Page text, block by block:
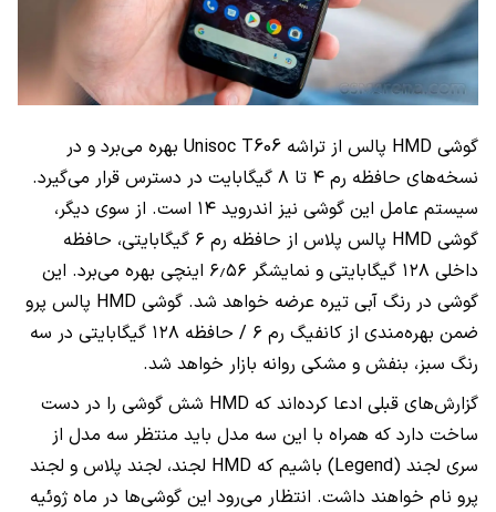
گوشی HMD پالس از تراشه Unisoc T606 بهره می‌برد و در
نسخه‌های حافظه رم ۴ تا ۸ گیگابایت در دسترس قرار می‌گیرد.
سیستم عامل این گوشی نیز اندروید ۱۴ است. از سوی دیگر،
گوشی HMD پالس پلاس از حافظه رم ۶ گیگابایتی، حافظه
داخلی ۱۲۸ گیگابایتی و نمایشگر ۶٫۵۶ اینچی بهره می‌برد. این
گوشی در رنگ آبی تیره عرضه خواهد شد. گوشی HMD پالس پرو
ضمن بهره‌مندی از کانفیگ رم ۶ / حافظه ۱۲۸ گیگابایتی در سه
رنگ سبز، بنفش و مشکی روانه بازار خواهد شد.
گزارش‌های قبلی ادعا کرده‌اند که HMD شش گوشی را در دست
ساخت دارد که همراه با این سه مدل باید منتظر سه مدل از
سری لجند (Legend) باشیم که HMD لجند، لجند پلاس و لجند
پرو نام خواهند داشت. انتظار می‌رود این گوشی‌ها در ماه ژوئیه